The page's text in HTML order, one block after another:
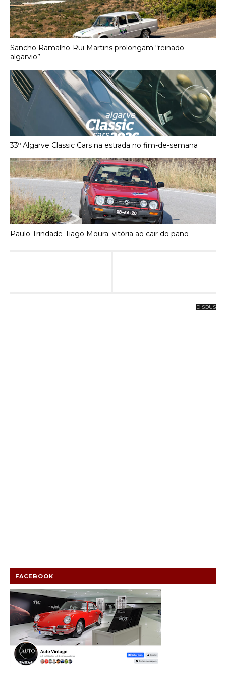
Sancho Ramalho-Rui Martins prolongam “reinado
algarvio”
33º Algarve Classic Cars na estrada no fim-de-semana
Paulo Trindade-Tiago Moura: vitória ao cair do pano
DISQUS
FACEBOOK